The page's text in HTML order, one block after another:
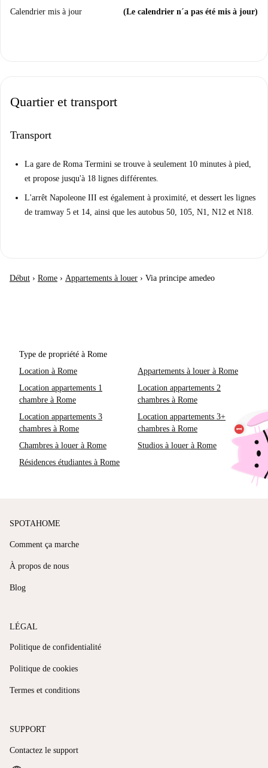
Calendrier mis à jour (Le calendrier n´a pas été mis à jour)
Quartier et transport
Transport
La gare de Roma Termini se trouve à seulement 10 minutes à pied,
et propose jusqu'à 18 lignes différentes.
L'arrêt Napoleone III est également à proximité, et dessert les lignes
de tramway 5 et 14, ainsi que les autobus 50, 105, N1, N12 et N18.
Début › Rome › Appartements à louer › Via principe amedeo
Type de propriété à Rome
Location à Rome
Appartements à louer à Rome
Location appartements 1
chambre à Rome
Location appartements 2
chambres à Rome
Location appartements 3
chambres à Rome
Location appartements 3+
chambres à Rome
Chambres à louer à Rome
Studios à louer à Rome
Résidences étudiantes à Rome
SPOTAHOME
Comment ça marche
À propos de nous
Blog
LÉGAL
Politique de confidentialité
Politique de cookies
Termes et conditions
SUPPORT
Contactez le support